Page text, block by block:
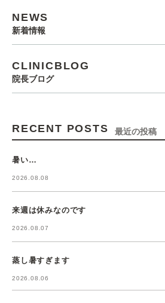
NEWS
新着情報
CLINICBLOG
院長ブログ
RECENT POSTS 最近の投稿
暑い…
2026.08.08
来週は休みなのです
2026.08.07
蒸し暑すぎます
2026.08.06